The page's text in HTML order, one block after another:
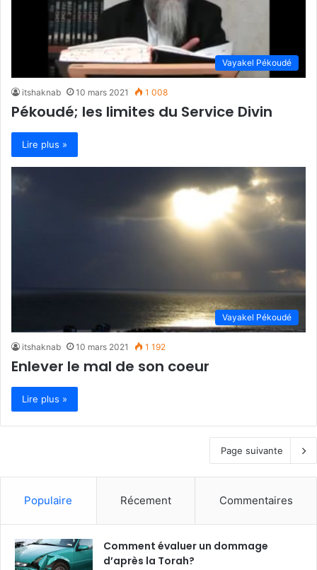
Vayakel Pékoudé
itshaknab 10 mars 2021 1 008
Pékoudé; les limites du Service Divin
Lire plus »
Vayakel Pékoudé
itshaknab 10 mars 2021 1 192
Enlever le mal de son coeur
Lire plus »
Page suivante
Populaire Récement Commentaires
Comment évaluer un dommage
d’après la Torah?